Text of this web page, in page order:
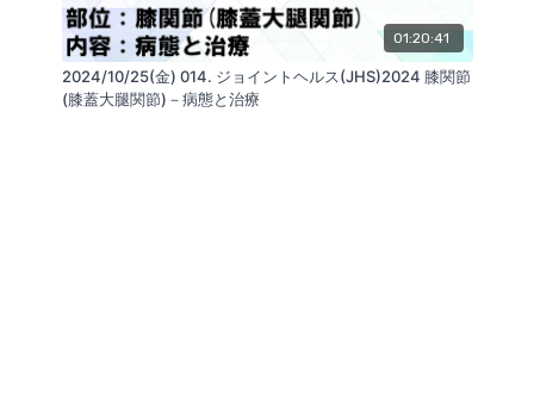
01:20:41
2024/10/25(金) 014. ジョイントヘルス(JHS)2024 膝関節
(膝蓋大腿関節)－病態と治療